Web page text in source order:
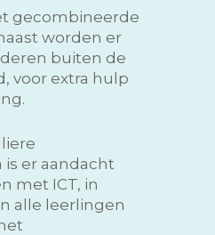
gecombineerde
worden er
buiten de
voor extra hulp
er aandacht
met ICT, in
alle leerlingen